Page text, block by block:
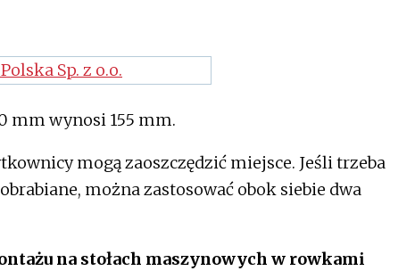
mm wynosi 155 mm.
mogą zaoszczędzić miejsce. Jeśli trzeba
można zastosować obok siebie dwa
na stołach maszynowych w rowkami